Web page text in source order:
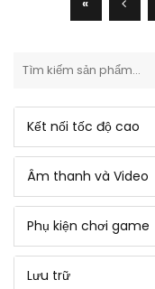
Kết nối tốc độ cao
Âm thanh và Video
Phụ kiện chơi game
Lưu trữ